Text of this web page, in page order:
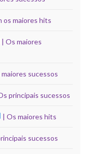
os maiores hits
| Os maiores
sucessos
principais sucessos
| Os maiores hits
sucessos